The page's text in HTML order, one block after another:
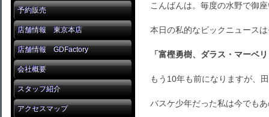
予約販売
店舗情報 東京本店
店舗情報 GDFactory
会社概要
スタッフ紹介
アクセスマップ
こんばんは。毎度の水野で御
本日の私的なビックニュース
「富樫勇樹、ダラス・マーベ
もう10年も前になりますが、
バスケ少年だった私は今でも